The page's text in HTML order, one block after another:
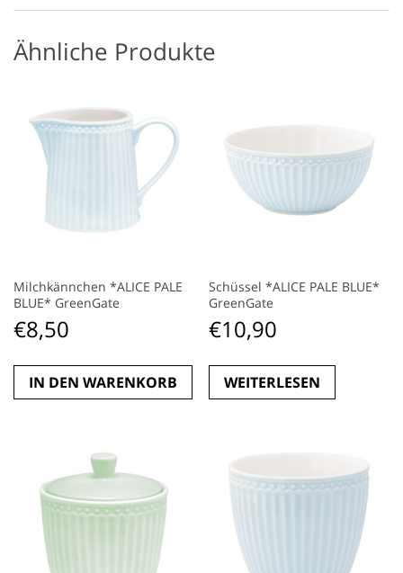
Ähnliche Produkte
Milchkännchen *ALICE PALE
BLUE* GreenGate
€8,50
IN DEN WARENKORB
Schüssel *ALICE PALE BLUE*
GreenGate
€10,90
WEITERLESEN